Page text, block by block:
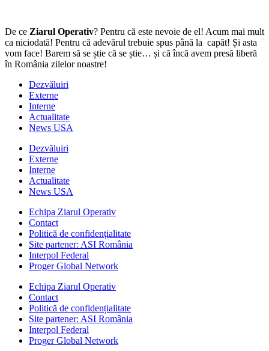
De ce Ziarul Operativ? Pentru că este nevoie de el! Acum mai mult
ca niciodată! Pentru că adevărul trebuie spus până la capăt! Și asta
vom face! Barem să se știe că se știe… și că încă avem presă liberă
în România zilelor noastre!
Dezvăluiri
Externe
Interne
Actualitate
News USA
Dezvăluiri
Externe
Interne
Actualitate
News USA
Echipa Ziarul Operativ
Contact
Politică de confidențialitate
Site partener: ASI România
Interpol Federal
Proger Global Network
Echipa Ziarul Operativ
Contact
Politică de confidențialitate
Site partener: ASI România
Interpol Federal
Proger Global Network